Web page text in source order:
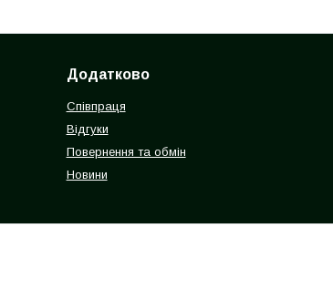
Додатково
Співпраця
Відгуки
Повернення та обмін
Новини